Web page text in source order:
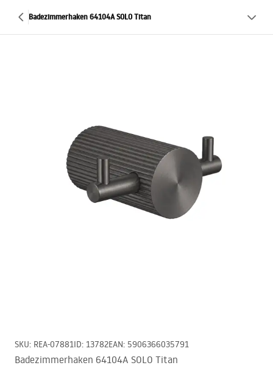
Badezimmerhaken 64104A SOLO Titan
SKU: REA-07881ID: 13782EAN: 5906366035791
Badezimmerhaken 64104A SOLO Titan